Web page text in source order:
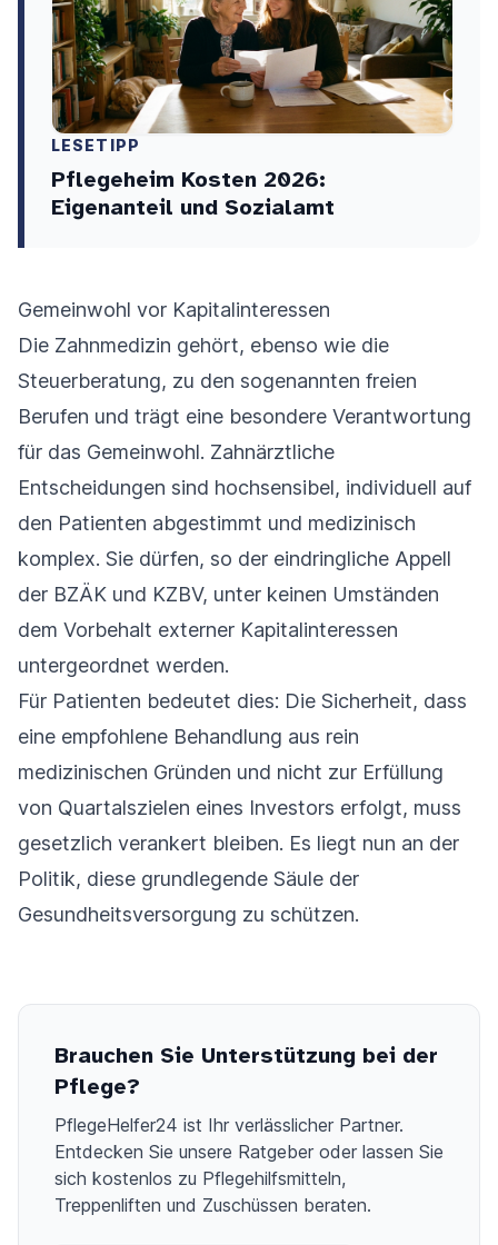
LESETIPP
Pflegeheim Kosten 2026:
Eigenanteil und Sozialamt
Gemeinwohl vor Kapitalinteressen
Die Zahnmedizin gehört, ebenso wie die
Steuerberatung, zu den sogenannten freien
Berufen und trägt eine besondere Verantwortung
für das Gemeinwohl. Zahnärztliche
Entscheidungen sind hochsensibel, individuell auf
den Patienten abgestimmt und medizinisch
komplex. Sie dürfen, so der eindringliche Appell
der BZÄK und KZBV, unter keinen Umständen
dem Vorbehalt externer Kapitalinteressen
untergeordnet werden.
Für Patienten bedeutet dies: Die Sicherheit, dass
eine empfohlene Behandlung aus rein
medizinischen Gründen und nicht zur Erfüllung
von Quartalszielen eines Investors erfolgt, muss
gesetzlich verankert bleiben. Es liegt nun an der
Politik, diese grundlegende Säule der
Gesundheitsversorgung zu schützen.
Brauchen Sie Unterstützung bei der
Pflege?
PflegeHelfer24 ist Ihr verlässlicher Partner.
Entdecken Sie unsere Ratgeber oder lassen Sie
sich kostenlos zu Pflegehilfsmitteln,
Treppenliften und Zuschüssen beraten.